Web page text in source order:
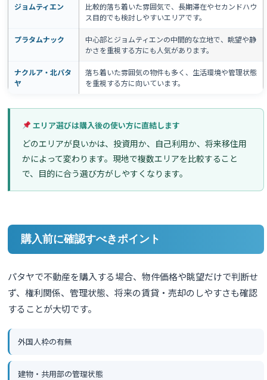
ジョムティエン
比較的落ち着いた雰囲気で、長期滞在やセカンドハウ
ス目的でも検討しやすいエリアです。
プラタムナック
中心部とジョムティエンの中間的な立地で、眺望や静
かさを重視する方にも人気があります。
ナクルア・北パタ
ヤ
落ち着いた雰囲気の物件も多く、生活環境や管理状態
を重視する方に向いています。
エリア選びは購入後の使い方に直結します
どのエリアが良いかは、投資用か、自己利用か、将来移住用
かによって変わります。現地で複数エリアを比較すること
で、目的に合う選び方がしやすくなります。
購入前に確認すべきポイント
パタヤで不動産を購入する場合、物件価格や眺望だけで判断せ
ず、権利関係、管理状態、将来の賃貸・売却のしやすさも確認
することが大切です。
外国人枠の有無
建物・共用部の管理状態